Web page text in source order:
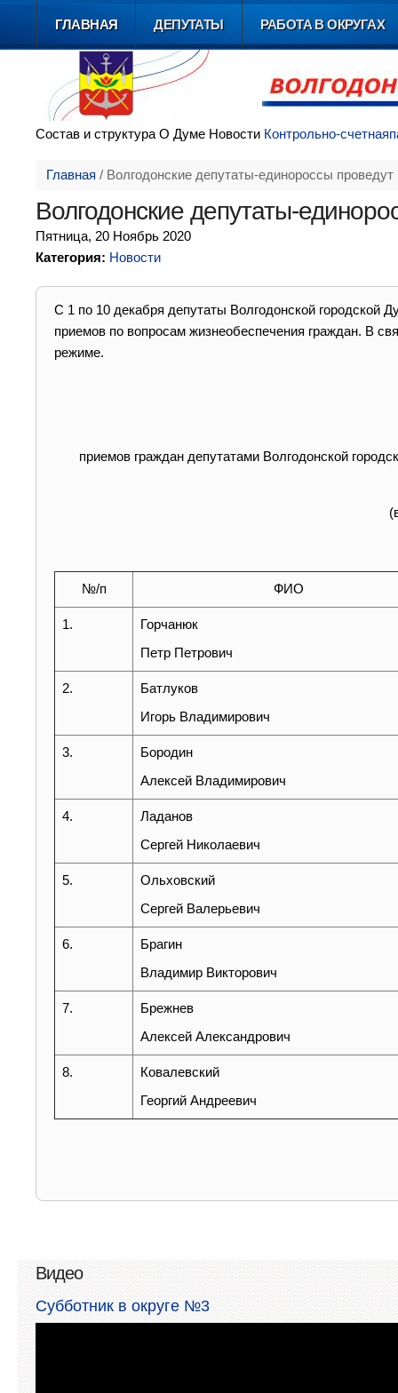
ГЛАВНАЯ ДЕПУТАТЫ РАБОТА В ОКРУГАХ
Состав и структура О Думе Новости Контрольно-счетная
Главная / Волгодонские депутаты-единороссы
Волгодонские депутаты-
Пятница, 20 Ноябрь 2020
Категория: Новости
С 1 по 10 декабря депутаты Волгодонской
приемов по вопросам жизнеобеспечения граждан. В
режиме.
приемов граждан депутатами Волгодонской
№/п ФИО
1.
Горчанюк
Петр Петрович
2.
Батлуков
Игорь Владимирович
3.
Бородин
Алексей Владимирович
4.
Ладанов
Сергей Николаевич
5.
Ольховский
Сергей Валерьевич
6.
Брагин
Владимир Викторович
7.
Брежнев
Алексей Александрович
8.
Ковалевский
Георгий Андреевич
Видео
Субботник в округе №3